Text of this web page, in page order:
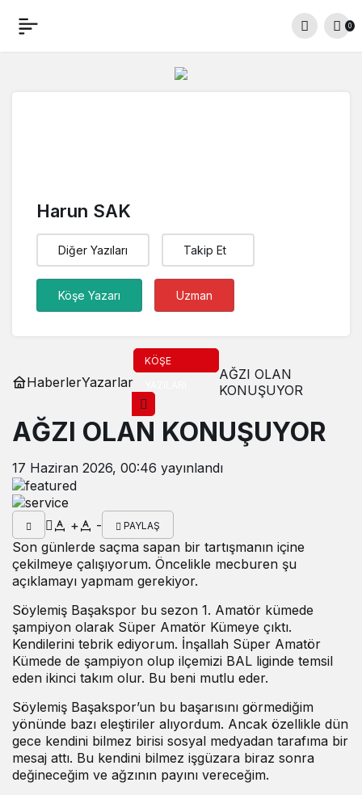
0
Harun SAK
Diğer Yazıları Takip Et
Köşe Yazarı Uzman
HaberlerYazarlar
KÖŞE
AĞZI OLAN
KONUŞUYOR
AĞZI OLAN KONUŞUYOR
17 Haziran 2026, 00:46 yayınlandı
+ - PAYLAŞ
Son günlerde saçma sapan bir tartışmanın içine
çekilmeye çalışıyorum. Öncelikle mecburen şu
açıklamayı yapmam gerekiyor.
Söylemiş Başakspor bu sezon 1. Amatör kümede
şampiyon olarak Süper Amatör Kümeye çıktı.
Kendilerini tebrik ediyorum. İnşallah Süper Amatör
Kümede de şampiyon olup ilçemizi BAL liginde temsil
eden ikinci takım olur. Bu beni mutlu eder.
Söylemiş Başakspor’un bu başarısını görmediğim
yönünde bazı eleştiriler alıyordum. Ancak özellikle dün
gece kendini bilmez birisi sosyal medyadan tarafıma bir
mesaj attı. Bu kendini bilmez işgüzara biraz sonra
değineceğim ve ağzının payını vereceğim.